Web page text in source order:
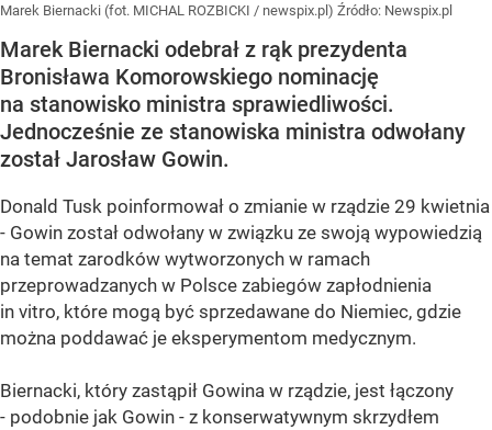
Marek Biernacki (fot. MICHAL ROZBICKI / newspix.pl) Źródło: Newspix.pl
Marek Biernacki odebrał z rąk prezydenta
Bronisława Komorowskiego nominację
na stanowisko ministra sprawiedliwości.
Jednocześnie ze stanowiska ministra odwołany
został Jarosław Gowin.
Donald Tusk poinformował o zmianie w rządzie 29 kwietnia
- Gowin został odwołany w związku ze swoją wypowiedzią
na temat zarodków wytworzonych w ramach
przeprowadzanych w Polsce zabiegów zapłodnienia
in vitro, które mogą być sprzedawane do Niemiec, gdzie
można poddawać je eksperymentom medycznym.
Biernacki, który zastąpił Gowina w rządzie, jest łączony
- podobnie jak Gowin - z konserwatywnym skrzydłem